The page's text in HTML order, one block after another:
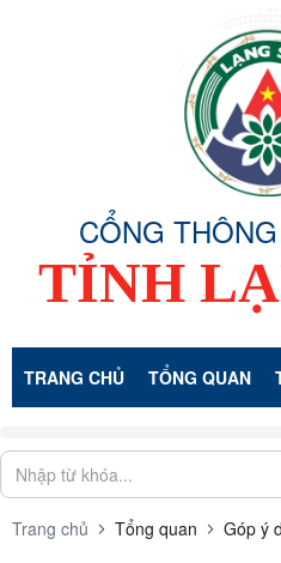
CỔNG
TỈNH
TRANG CHỦ TỔNG QUAN
Trang chủ Tổng quan Góp ý